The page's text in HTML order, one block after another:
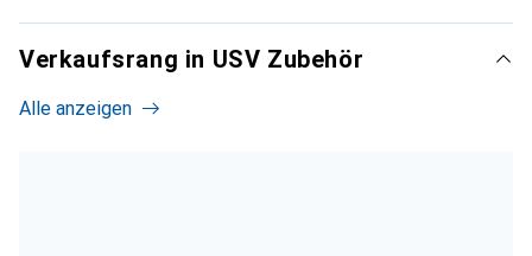
Verkaufsrang in USV Zubehör
Alle anzeigen